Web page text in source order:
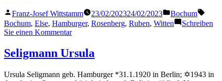
Veröffentlicht
von
Franz-Josef Wittstamm 23/02/202324/02/2023
Veröffentlicht
in
Bochum
Bochum, Else, Hamburger, Rosenberg, Ruben, Witten
Schreiben
Sie einen Kommentarzu
Seligmann Ursula
Ursula Seligmann geb. Hamburger *31.1.1920 in Berlin; ✡1943 in